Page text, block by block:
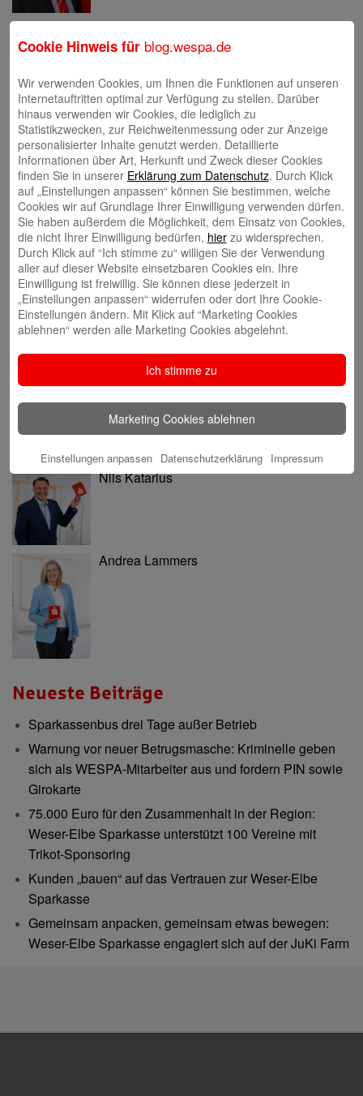
Tina Blatz-Ruhnau
Annette Butzke
Ninia Käckenmester
Nils Katarius
Andrea Lammers
Neueste Beiträge
Sparkassenbus drei Tage außer Betrieb
Warnung vor neuer Betrugsmasche: Kriminelle geben
sich als WESPA-Mitarbeiter aus und fordern PIN sowie
Girokarte
75.000 Euro für den Zusammenhalt in der Region:
Weser-Elbe Sparkasse unterstützt 100 Vereine mit
Trikot-Sponsoring
Kunden „bauen“ auf das Vertrauen zur Weser-Elbe
Sparkasse
Gemeinsam anpacken, gemeinsam etwas bewegen:
Weser-Elbe Sparkasse engagiert sich auf der JuKi Farm
Cookie Hinweis für blog.wespa.de
Wir verwenden Cookies, um Ihnen die Funktionen auf unseren
Internetauftritten optimal zur Verfügung zu stellen. Darüber
hinaus verwenden wir Cookies, die lediglich zu
Statistikzwecken, zur Reichweitenmessung oder zur Anzeige
personalisierter Inhalte genutzt werden. Detaillierte
Informationen über Art, Herkunft und Zweck dieser Cookies
finden Sie in unserer Erklärung zum Datenschutz. Durch Klick
auf „Einstellungen anpassen“ können Sie bestimmen, welche
Cookies wir auf Grundlage Ihrer Einwilligung verwenden dürfen.
Sie haben außerdem die Möglichkeit, dem Einsatz von Cookies,
die nicht Ihrer Einwilligung bedürfen, hierzu widersprechen.
Durch Klick auf “Ich stimme zu“ willigen Sie der Verwendung
aller auf dieser Website einsetzbaren Cookies ein. Ihre
Einwilligung ist freiwillig. Sie können diese jederzeit in
„Einstellungen anpassen“ widerrufen oder dort Ihre Cookie-
Einstellungen ändern. Mit Klick auf “Marketing Cookies
ablehnen“ werden alle Marketing Cookies abgelehnt.
Ich stimme zu
Marketing Cookies ablehnen
Einstellungen anpassen Datenschutzerklärung Impressum